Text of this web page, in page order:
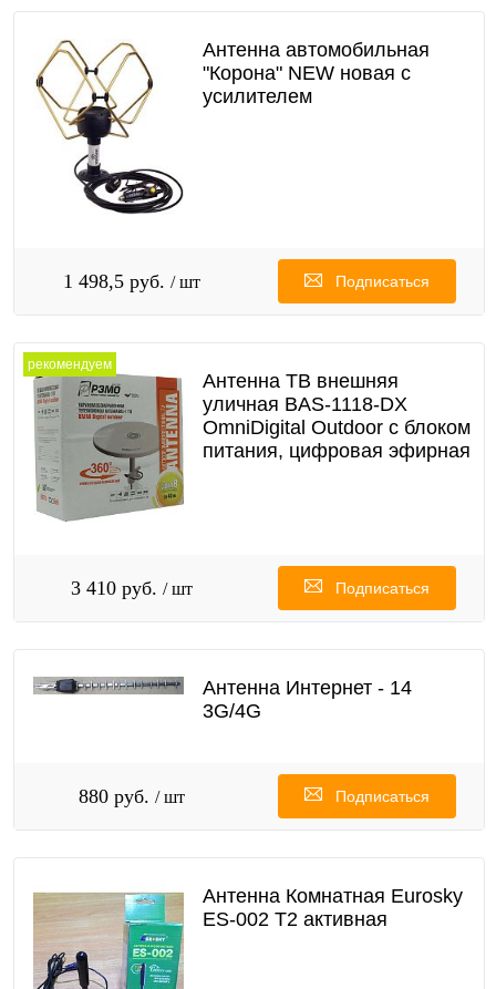
Антенна автомобильная
"Корона" NEW новая с
усилителем
1 498,5 руб. / шт Подписаться
рекомендуем
Антенна ТВ внешняя
уличная BAS-1118-DX
OmniDigital Outdoor с блоком
питания, цифровая эфирная
3 410 руб. / шт Подписаться
Антенна Интернет - 14
3G/4G
880 руб. / шт Подписаться
Антенна Комнатная Eurosky
ES-002 T2 активная